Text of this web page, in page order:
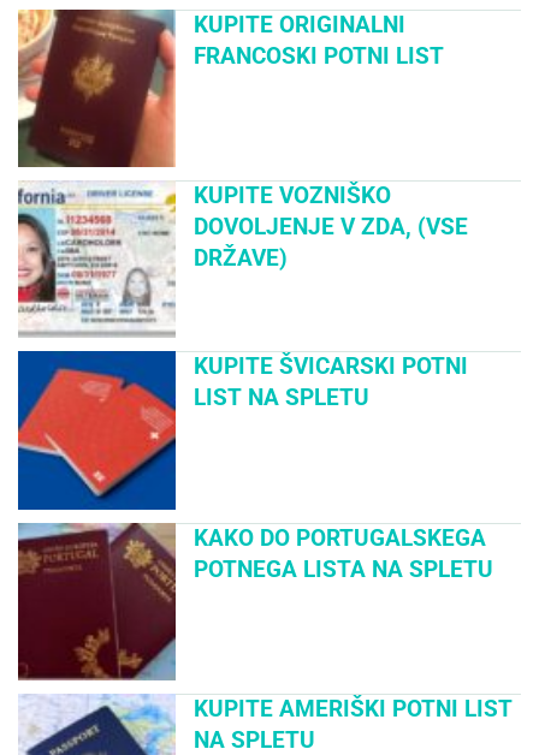
KUPITE ORIGINALNI
FRANCOSKI POTNI LIST
KUPITE VOZNIŠKO
DOVOLJENJE V ZDA, (VSE
DRŽAVE)
KUPITE ŠVICARSKI POTNI
LIST NA SPLETU
KAKO DO PORTUGALSKEGA
POTNEGA LISTA NA SPLETU
KUPITE AMERIŠKI POTNI LIST
NA SPLETU